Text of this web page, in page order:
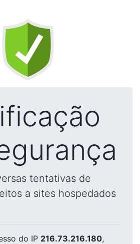
tentativas de
a sites hospedados
do IP 216.73.216.180,